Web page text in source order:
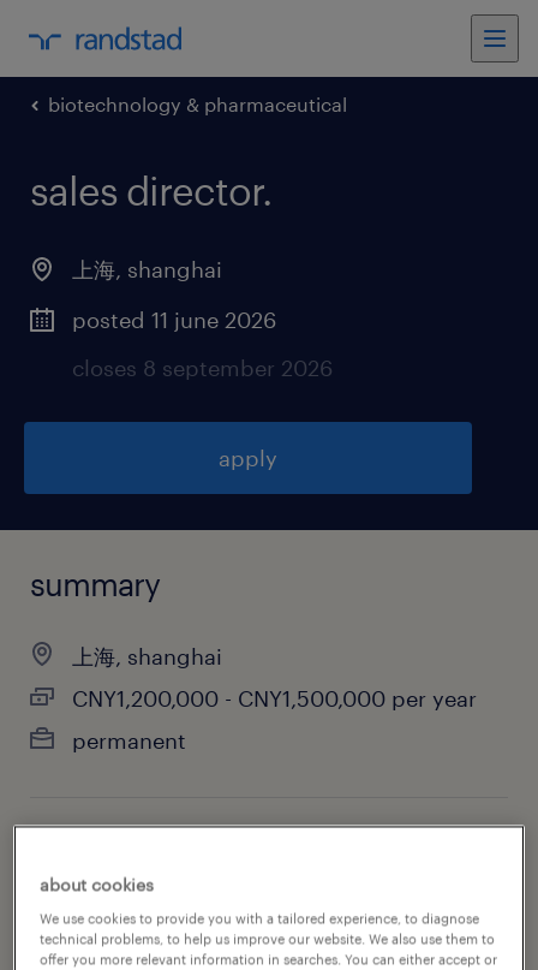
biotechnology & pharmaceutical
sales director.
上海, shanghai
posted 11 june 2026
closes 8 september 2026
apply
summary
上海, shanghai
CNY1,200,000 - CNY1,500,000 per year
permanent
biotechnology & pharmaceutical
about cookies
We use cookies to provide you with a tailored experience, to diagnose
technical problems, to help us improve our website. We also use them to
offer you more relevant information in searches. You can either accept or